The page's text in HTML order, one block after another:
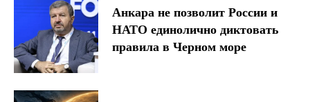
Анкара не позволит России и
НАТО единолично диктовать
правила в Черном море